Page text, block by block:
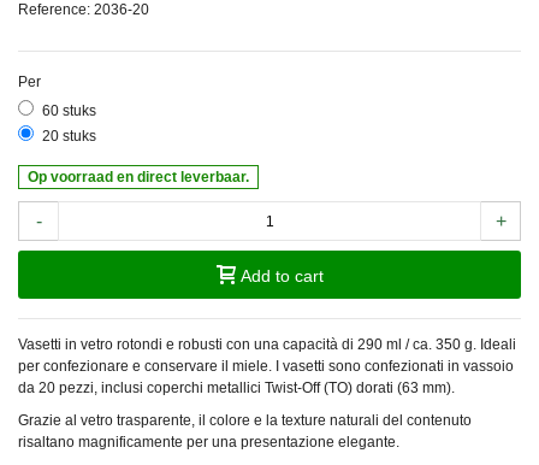
Reference: 2036-20
Per
60 stuks
20 stuks
Op voorraad en direct leverbaar.
- +
Add to cart
Vasetti in vetro rotondi e robusti con una capacità di 290 ml / ca. 350 g. Ideali
per confezionare e conservare il miele. I vasetti sono confezionati in vassoio
da 20 pezzi, inclusi coperchi metallici Twist-Off (TO) dorati (63 mm).
Grazie al vetro trasparente, il colore e la texture naturali del contenuto
risaltano magnificamente per una presentazione elegante.